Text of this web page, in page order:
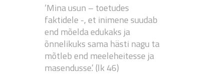
‘Mina usun – toetudes
faktidele -, et inimene suudab
end mõelda edukaks ja
õnnelikuks sama hästi nagu ta
mõtleb end meeleheitesse ja
masendusse.’ (lk 46)